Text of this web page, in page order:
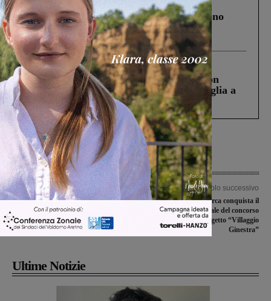
Un anno fa la strage in A1 in cui morirono
Gianni, Giulia e Franco. Lo schianto, il
processo, lo stop ai sorpassi fra tir....
Cronaca 3 Agosto 2026
Scomparso da una struttura di Castiglion
Fiorentino l’uomo che aveva ucciso la figlia a
Levane nel 2020
Articolo precedente
Podere Rota, Liste civiche
sangiovannesi: “I cittadini meritano
risposte, non silenzi”
Articolo successivo
Il Comprensivo Petrarca conquista il
terzo posto regionale del concorso
Macroscuola con il progetto “Villaggio
Ginestra”
Ultime Notizie